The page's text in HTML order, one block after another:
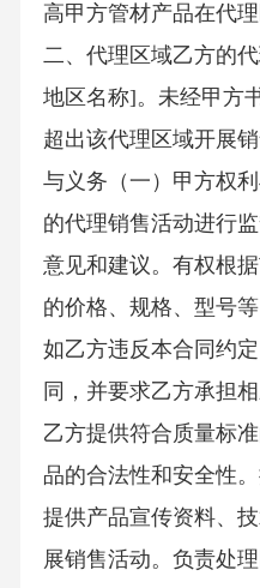
高甲方管材产品在代
二、代理区域乙方的
地区名称]。未经甲方
超出该代理区域开展
与义务（一）甲方权
的代理销售活动进行
意见和建议。有权根
的价格、规格、型号
如乙方违反本合同约
同，并要求乙方承担
乙方提供符合质量标
品的合法性和安全性
提供产品宣传资料、
展销售活动。负责处